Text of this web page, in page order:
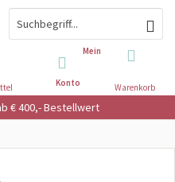
€ 400,- Bestellwert
Warenkorb
Mein
Konto